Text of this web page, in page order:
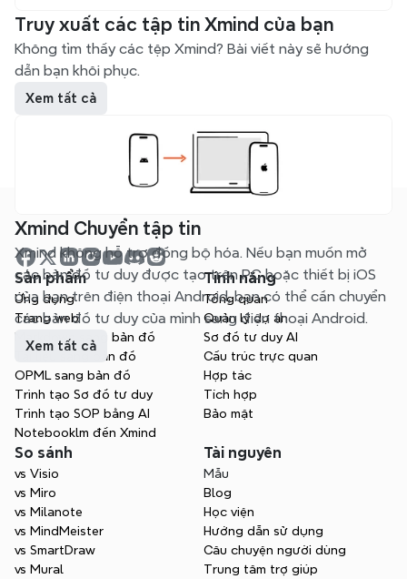
Truy xuất các tập tin Xmind của bạn
Không tìm thấy các tệp Xmind? Bài viết này sẽ hướng
dẫn bạn khôi phục.
Xem tất cả
Xmind Chuyển tập tin
Xmind không hỗ trợ đồng bộ hóa. Nếu bạn muốn mở
các bản đồ tư duy được tạo trên PC hoặc thiết bị iOS
của bạn trên điện thoại Android, bạn có thể cần chuyển
các bản đồ tư duy của mình sang điện thoại Android.
Xem tất cả
Sản phẩm
Ứng dụng
Trang web
Markdown sang bản đồ
Tài liệu sang bản đồ
OPML sang bản đồ
Trình tạo Sơ đồ tư duy
Trình tạo SOP bằng AI
Notebooklm đến Xmind
Tính năng
Tổng quan
Quản lý dự án
Sơ đồ tư duy AI
Cấu trúc trực quan
Hợp tác
Tích hợp
Bảo mật
So sánh
vs Visio
vs Miro
vs Milanote
vs MindMeister
vs SmartDraw
vs Mural
Tài nguyên
Mẫu
Blog
Học viện
Hướng dẫn sử dụng
Câu chuyện người dùng
Trung tâm trợ giúp